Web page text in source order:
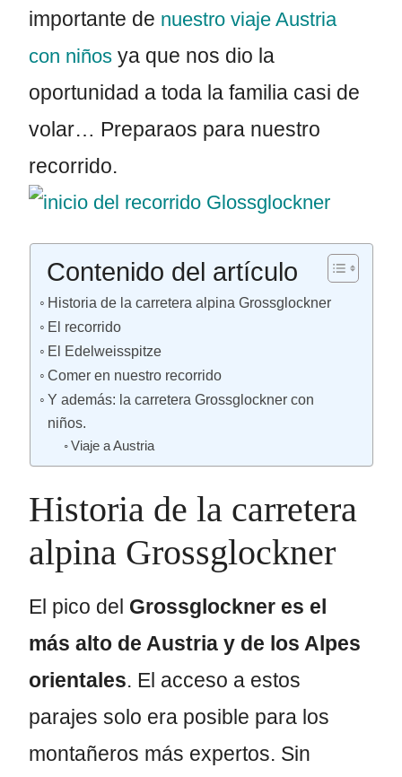
importante de nuestro viaje Austria
con niños ya que nos dio la
oportunidad a toda la familia casi de
volar… Preparaos para nuestro
recorrido.
Contenido del artículo
Historia de la carretera alpina Grossglockner
El recorrido
El Edelweisspitze
Comer en nuestro recorrido
Y además: la carretera Grossglockner con
niños.
Viaje a Austria
Historia de la carretera
alpina Grossglockner
El pico del Grossglockner es el
más alto de Austria y de los Alpes
orientales. El acceso a estos
parajes solo era posible para los
montañeros más expertos. Sin